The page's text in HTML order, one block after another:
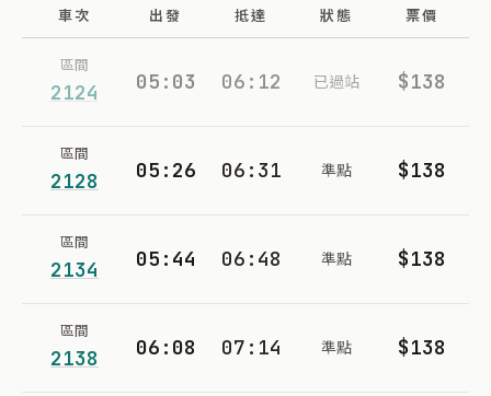
車次 出發 抵達 狀態 票價
區間
2124 05:03 06:12 已過站 $138
區間
2128 05:26 06:31 準點 $138
區間
2134 05:44 06:48 準點 $138
區間
2138 06:08 07:14 準點 $138